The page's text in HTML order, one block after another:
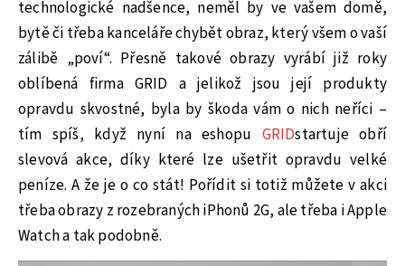
technologické nadšence, neměl by ve vašem domě,
bytě či třeba kanceláře chybět obraz, který všem o vaší
zálibě „poví“. Přesně takové obrazy vyrábí již roky
oblíbená firma GRID a jelikož jsou její produkty
opravdu skvostné, byla by škoda vám o nich neříci –
tím spíš, když nyní na eshopu GRIDstartuje obří
slevová akce, díky které lze ušetřit opravdu velké
peníze. A že je o co stát! Pořídit si totiž můžete v akci
třeba obrazy z rozebraných iPhonů 2G, ale třeba i Apple
Watch a tak podobně.